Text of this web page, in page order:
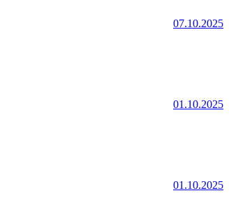
07.10.2025
01.10.2025
01.10.2025